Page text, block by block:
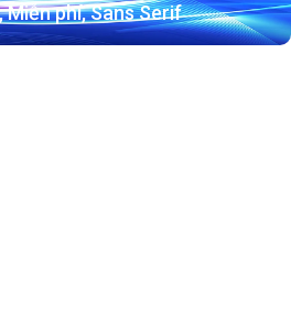
,Miễn phí,Sans Serif